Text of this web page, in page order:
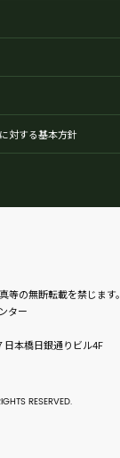
対する基本方針
等の無断転載を禁じます。
ター
日本橋日銀通りビル4F
RESERVED.